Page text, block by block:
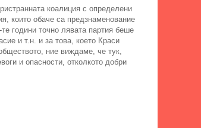
коалиция с определени
които обаче са предзнаменование
години точно лявата партия беше
и т.н. и за това, което Краси
ние виждаме, че тук,
и опасности, отколкото добри